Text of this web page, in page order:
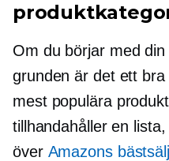
Om du börjar med
grunden är det ett
mest populära
tillhandahåller en
över Amazons